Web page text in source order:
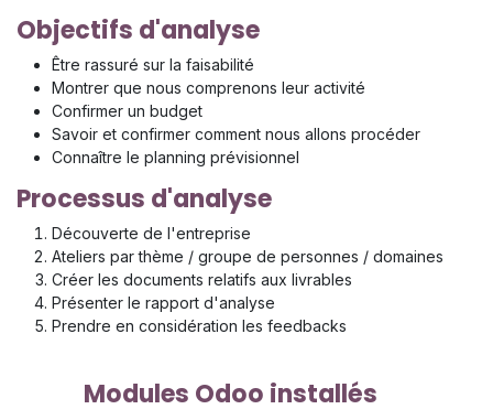
Objectifs d'analyse
Être rassuré sur la faisabilité
Montrer que nous comprenons leur activité
Confirmer un budget
Savoir et confirmer comment nous allons procéder
Connaître le planning prévisionnel
Processus d'analyse
Découverte de l'entreprise
Ateliers par thème / groupe de personnes / domaines
Créer les documents relatifs aux livrables
Présenter le rapport d'analyse
Prendre en considération les feedbacks
​Modules Odoo installés